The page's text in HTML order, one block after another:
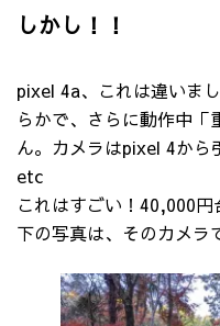
しかし！！
pixel 4a、これは違いま
らかで、さらに動作中「
ん。カメラはpixel 4か
etc
これはすごい！40,000円
下の写真は、そのカメラ